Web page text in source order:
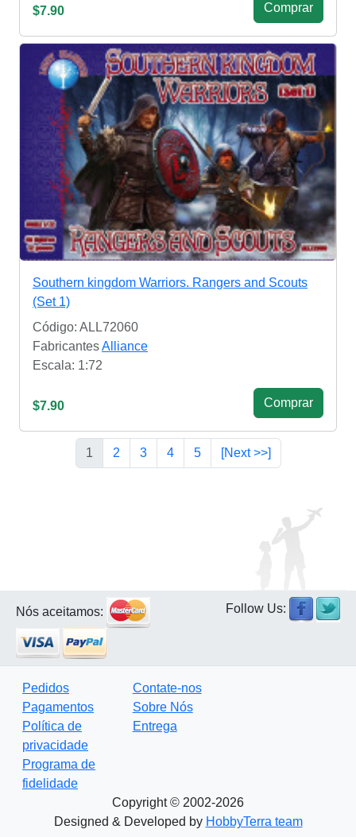
$7.90 Сomprar
Southern kingdom Warriors. Rangers and Scouts
(Set 1)
Código: ALL72060
FabricantesAlliance
Escala: 1:72
$7.90 Сomprar
1 2 3 4 5 [Next >>]
Nós aceitamos: Follow Us:
Pedidos
Pagamentos
Política de
privacidade
Programa de
fidelidade
Contate-nos
Sobre Nós
Entrega
Copyright © 2002-2026
Designed & Developed by HobbyTerra team